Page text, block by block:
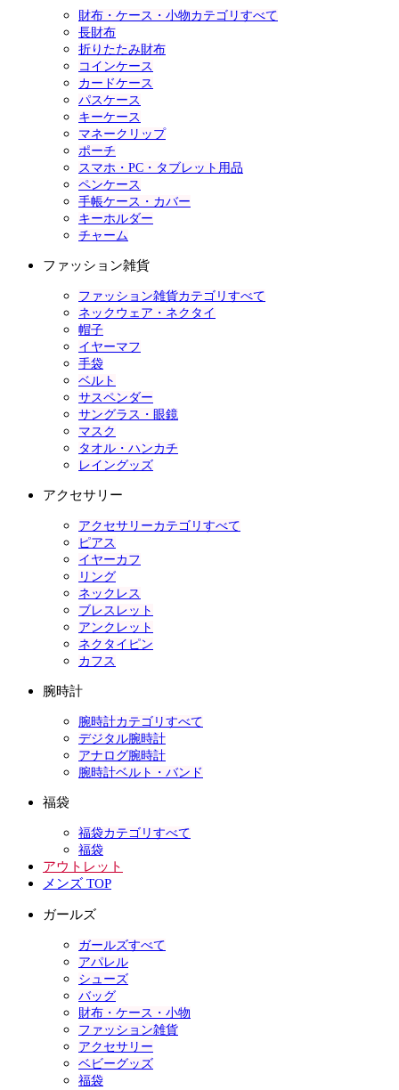
財布・ケース・小物カテゴリすべて
長財布
折りたたみ財布
コインケース
カードケース
パスケース
キーケース
マネークリップ
ポーチ
スマホ・PC・タブレット用品
ペンケース
手帳ケース・カバー
キーホルダー
チャーム
ファッション雑貨
ファッション雑貨カテゴリすべて
ネックウェア・ネクタイ
帽子
イヤーマフ
手袋
ベルト
サスペンダー
サングラス・眼鏡
マスク
タオル・ハンカチ
レイングッズ
アクセサリー
アクセサリーカテゴリすべて
ピアス
イヤーカフ
リング
ネックレス
ブレスレット
アンクレット
ネクタイピン
カフス
腕時計
腕時計カテゴリすべて
デジタル腕時計
アナログ腕時計
腕時計ベルト・バンド
福袋
福袋カテゴリすべて
福袋
アウトレット
メンズ TOP
ガールズ
ガールズすべて
アパレル
シューズ
バッグ
財布・ケース・小物
ファッション雑貨
アクセサリー
ベビーグッズ
福袋